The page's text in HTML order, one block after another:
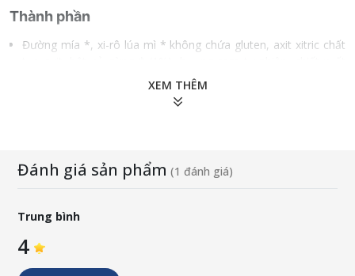
Thành phần
Đường mía *, xi-rô lúa mì * không chứa gluten, axit xitric chất
gừng * (0,15%), màu chiết xuất từ trái cây và thực vật.
* Được chứng nhận hữu cơ.
XEM THÊM
Đánh giá sản phẩm (1 đánh giá)
Trung bình
4